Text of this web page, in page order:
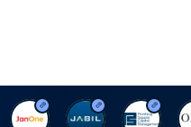
J J P